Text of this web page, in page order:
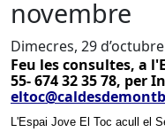
novembre
Dimecres, 29
Feu les consultes, a
55- 674 32 35 78, per
L'Espai Jove El Toc acull el